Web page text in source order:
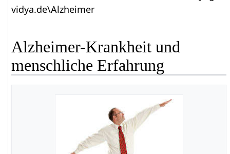
vidya.de\Alzheimer
Alzheimer-Krankheit und
menschliche Erfahrung